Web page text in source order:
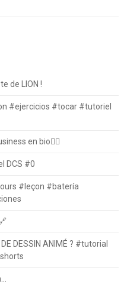
de LION !
#ejercicios #tocar #tutoriel
en bio⛓️‍💥
DCS #0
#leçon #batería
DESSIN ANIMÉ ? #tutorial